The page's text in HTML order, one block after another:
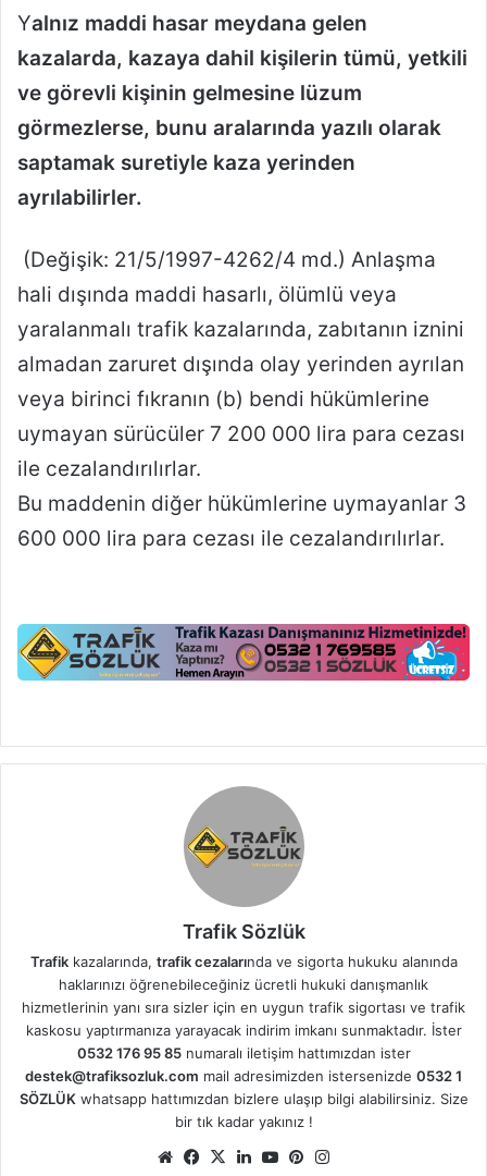
Yalnız maddi hasar meydana gelen
kazalarda, kazaya dahil kişilerin tümü, yetkili
ve görevli kişinin gelmesine lüzum
görmezlerse, bunu aralarında yazılı olarak
saptamak suretiyle kaza yerinden
ayrılabilirler.
(Değişik: 21/5/1997-4262/4 md.) Anlaşma
hali dışında maddi hasarlı, ölümlü veya
yaralanmalı trafik kazalarında, zabıtanın iznini
almadan zaruret dışında olay yerinden ayrılan
veya birinci fıkranın (b) bendi hükümlerine
uymayan sürücüler 7 200 000 lira para cezası
ile cezalandırılırlar.
Bu maddenin diğer hükümlerine uymayanlar 3
600 000 lira para cezası ile cezalandırılırlar.
Trafik Sözlük
Trafikkazalarında, trafik cezalarında ve sigorta hukuku alanında
haklarınızı öğrenebileceğiniz ücretli hukuki danışmanlık
hizmetlerinin yanı sıra sizler için en uygun trafik sigortası ve trafik
kaskosu yaptırmanıza yarayacak indirim imkanı sunmaktadır. İster
0532 176 95 85numaralı iletişim hattımızdan ister
destek@trafiksozluk.com mail adresimizden istersenizde 0532 1
SÖZLÜKwhatsapp hattımızdan bizlere ulaşıp bilgi alabilirsiniz. Size
bir tık kadar yakınız !
We Fa
X
Lin Yo Pin